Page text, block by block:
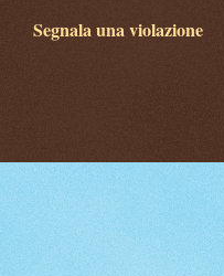
Segnala una violazione